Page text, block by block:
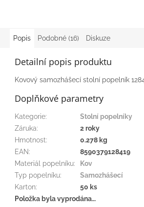
Popis Podobné (16) Diskuze
Detailní popis produktu
Kovový samozhášecí stolní popelník
Doplňkové parametry
Kategorie:
Stolní popelníky
Záruka:
2 roky
Hmotnost:
0.278 kg
EAN:
8590379128419
Materiál popelníku:
Kov
Typ popelníku:
Samozhášecí
Karton:
50 ks
Položka byla vyprodána…